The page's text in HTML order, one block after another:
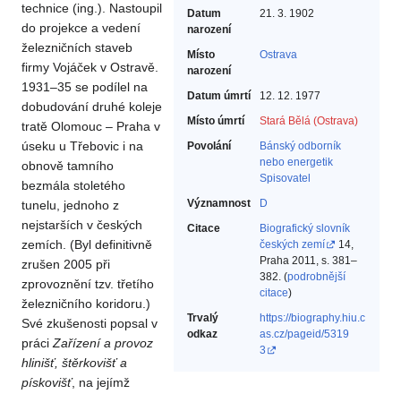
Datum
narození
21. 3. 1902
Místo
narození
Ostrava
Datum úmrtí
12. 12. 1977
Místo úmrtí
Stará Bělá (Ostrava)
Povolání
Bánský odborník
nebo energetik‎
Spisovatel‎
Významnost
D
Citace
Biografický slovník
českých zemí
14,
Praha 2011, s. 381–
382. (podrobnější
citace)
Trvalý
odkaz
https://biography.hiu.c
as.cz/pageid/5319
3
technice (ing.). Nastoupil
do projekce a vedení
železničních staveb
firmy Vojáček v Ostravě.
1931–35 se podílel na
dobudování druhé koleje
tratě Olomouc – Praha v
úseku u Třebovic i na
obnově tamního
bezmála stoletého
tunelu, jednoho z
nejstarších v českých
zemích. (Byl definitivně
zrušen 2005 při
zprovoznění tzv. třetího
železničního koridoru.)
Své zkušenosti popsal v
práci Zařízení a provoz
hlinišť, štěrkovišť a
pískovišť, na jejímž